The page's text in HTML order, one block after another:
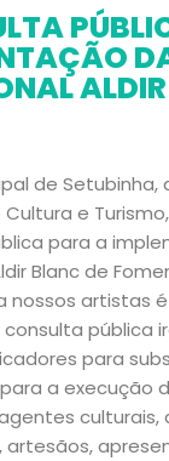
de Setubinha,
e Turismo,
para a
Blanc de
nossos artistas
pública
para
a execução
culturais,
artesãos,